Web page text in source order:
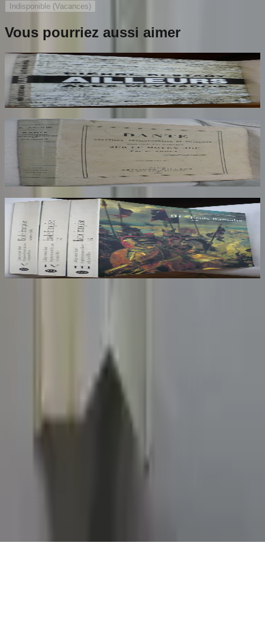
Indisponible (Vacances)
Vous pourriez aussi aimer
Ailleurs
RESTANY Pierre
65€
Dante Hérétique et Révolutionnaire et
Socialiste
AROUX
€
Ecole Francaise. Catalogue Sommaire des
Peintures du Musée du Louvre et du Musée
d'Orsay. 3 Volumes : III, IV et V
COMPIN isabelle
70€
Informations légales
Conditions Générales d'Utilisation
Contact